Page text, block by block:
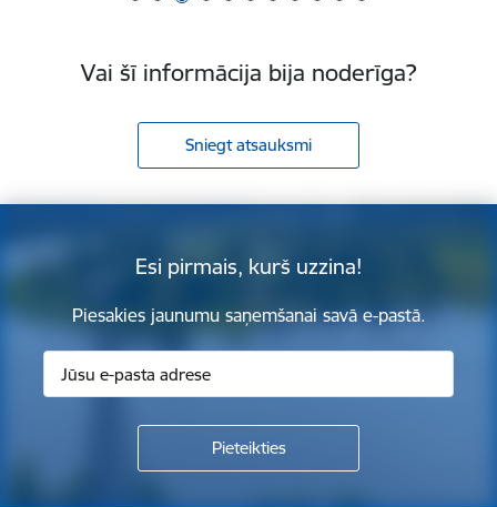
Vai šī informācija bija noderīga?
Sniegt atsauksmi
Esi pirmais, kurš uzzina!
Piesakies jaunumu saņemšanai savā e-pastā.